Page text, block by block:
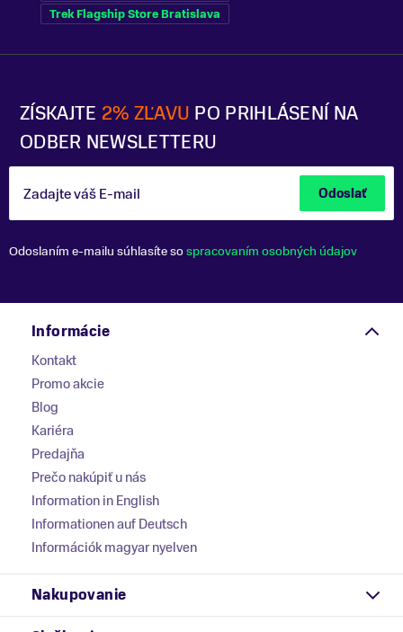
ZÍSKAJTE 2% ZĽAVU PO PRIHLÁSENÍ NA
ODBER NEWSLETTERU
Zadajte váš E-mail Odoslať
Odoslaním e-mailu súhlasíte sospracovaním osobných údajov
Trek Flagship Store Bratislava
Informácie
Kontakt
Promo akcie
Blog
Kariéra
Predajňa
Prečo nakúpiť u nás
Information in English
Informationen auf Deutsch
Információk magyar nyelven
Nakupovanie